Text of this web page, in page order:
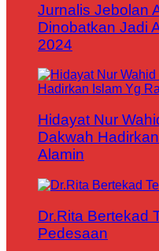
Jurnalis Jebolan
Dinobatkan Jadi
2024
Hidayat Nur
Dakwah
Alamin
Dr.Rita Bertekad
Pedesaan